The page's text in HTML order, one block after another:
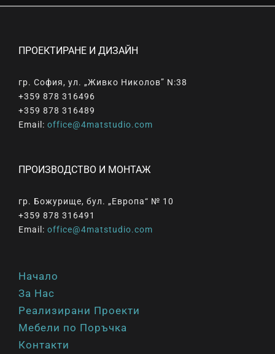
ПРОЕКТИРАНЕ И ДИЗАЙН
гр. София, ул. „Живко Николов” N:38
+359 878 316496
+359 878 316489
Email: office@4matstudio.com
ПРОИЗВОДСТВО И МОНТАЖ
гр. Божурище, бул. „Европа“ № 10
+359 878 316491
Email: office@4matstudio.com
Начало
За Нас
Реализирани Проекти
Мебели по Поръчка
Контакти